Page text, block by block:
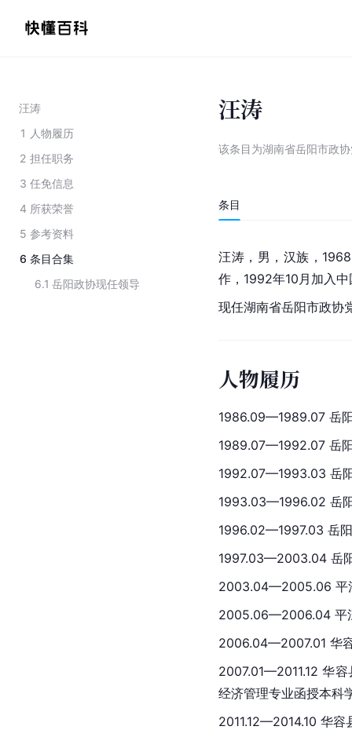
汪涛
1 人物履历
2 担任职务
3 任免信息
4 所获荣誉
5 参考资料
6 条目合集
6.1 岳阳政协现任领导
汪涛
该条目为湖南省岳阳市政
条目
汪涛，男，汉族，
作，1992年10月加入
现任湖南省岳阳市政协
人物履历
1986.09—1989.07 岳
1989.07—1992.07 岳
1992.07—1993.03 岳
1993.03—1996.02 岳
1996.02—1997.03 岳
1997.03—2003.04 岳
2003.04—2005.06 平
2005.06—2006.04 平
2006.04—2007.01 华
2007.01—2011.12 华
经济管理专业函授本科
2011.12—2014.10 华容